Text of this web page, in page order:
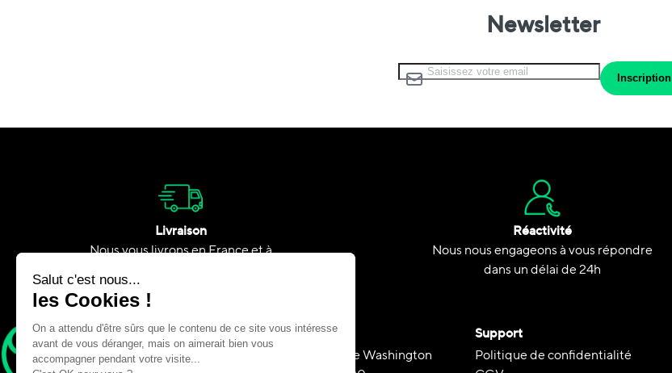
Newsletter
Inscription à notre lettre d’information :
Inscription
Livraison
Nous vous livrons en France et à
Réactivité
Nous nous engageons à vous répondre
dans un délai de 24h
Adresse
575 Av. George Washington
Support
Politique de confidentialité